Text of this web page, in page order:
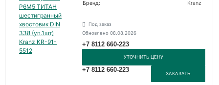
Бренд: Kranz
Под заказ
Обновлено 08.08.2026
+7 8112 660-223
УТОЧНИТЬ ЦЕНУ
+7 8112 660-223
ЗАКАЗАТЬ